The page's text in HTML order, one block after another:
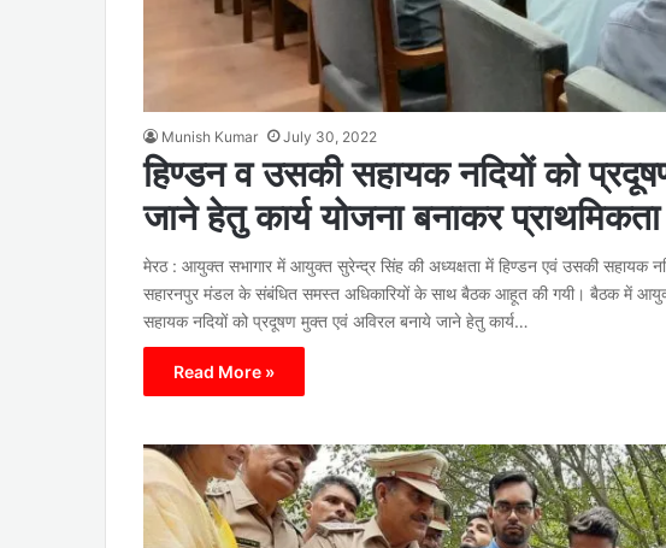
Munish Kumar July 30, 2022
हिण्डन व उसकी सहायक नदियों को
जाने हेतु कार्य योजना बनाकर
मेरठ : आयुक्त सभागार में आयुक्त सुरेन्द्र सिंह की अध्यक्षता में हिण्डन एवं उसकी सहायक
सहारनपुर मंडल के संबंधित समस्त अधिकारियों के साथ बैठक आहूत की गयी। बैठक में आयुक्त
सहायक नदियों को प्रदूषण मुक्त एवं अविरल बनाये जाने हेतु कार्य…
Read More »